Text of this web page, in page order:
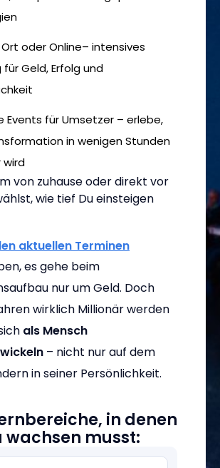
Ort oder Online– intensives
für Geld, Erfolg und
Events für Umsetzer – erlebe,
in wenigen Stunden
wird
von zuhause oder direkt vor
wie tief Du einsteigen
aktuellen Terminen
es gehe beim
nur um Geld. Doch
wirklich Millionär werden
als Mensch
– nicht nur auf dem
in seiner Persönlichkeit.
in denen
wachsen musst: